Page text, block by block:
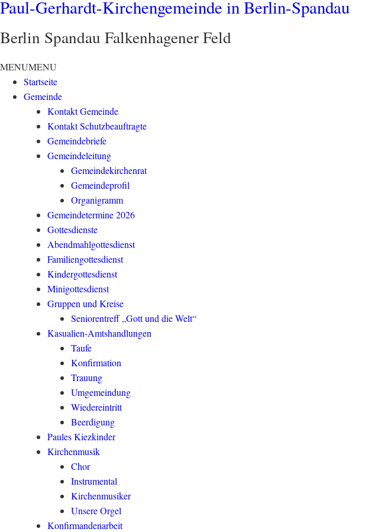
Paul-Gerhardt-Kirchengemeinde in Berlin-Spandau
Berlin Spandau Falkenhagener Feld
MENUMENU
Startseite
Gemeinde
Kontakt Gemeinde
Kontakt Schutzbeauftragte
Gemeindebriefe
Gemeindeleitung
Gemeindekirchenrat
Gemeindeprofil
Organigramm
Gemeindetermine 2026
Gottesdienste
Abendmahlgottesdienst
Familiengottesdienst
Kindergottesdienst
Minigottesdienst
Gruppen und Kreise
Seniorentreff „Gott und die Welt“
Kasualien-Amtshandlungen
Taufe
Konfirmation
Trauung
Umgemeindung
Wiedereintritt
Beerdigung
Paules Kiezkinder
Kirchenmusik
Chor
Instrumental
Kirchenmusiker
Unsere Orgel
Konfirmandenarbeit